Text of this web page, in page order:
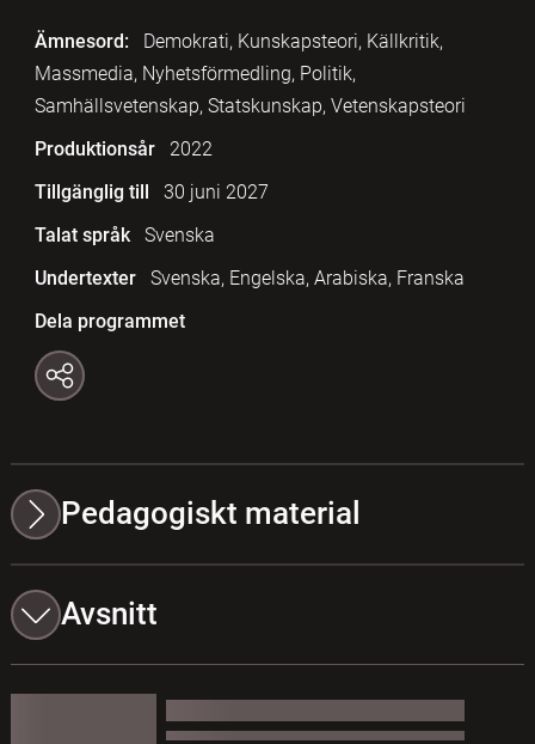
Ämnesord:
Demokrati, Kunskapsteori, Källkritik,
Massmedia, Nyhetsförmedling, Politik,
Samhällsvetenskap, Statskunskap, Vetenskapsteori
Produktionsår
2022
Tillgänglig till
30 juni 2027
Talat språk
Svenska
Undertexter
Svenska, Engelska, Arabiska, Franska
Dela programmet
Pedagogiskt material
Avsnitt